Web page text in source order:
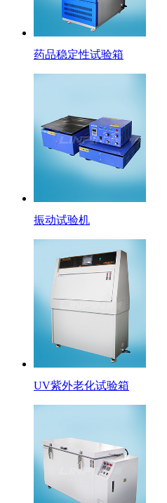
药品稳定性试验箱
振动试验机
UV紫外老化试验箱